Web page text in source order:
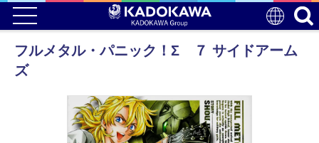
フルメタル・パニック！Σ ７ サイドアーム
ズ